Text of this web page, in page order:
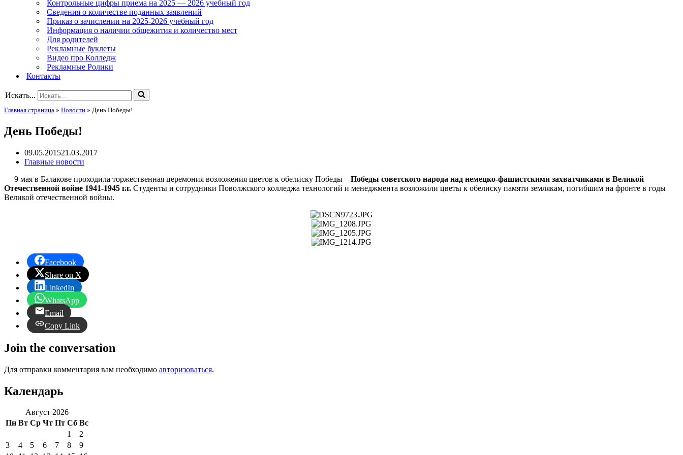
Контрольные цифры приема на 2025 — 2026 учебный год
Сведения о количестве поданных заявлений
Приказ о зачислении на 2025-2026 учебный год
Информация о наличии общежития и количество мест
Для родителей
Рекламные буклеты
Видео про Колледж
Рекламные Ролики
Контакты
Искать...
Главная страница » Новости » День Победы!
День Победы!
09.05.201521.03.2017
Главные новости
9 мая в Балакове проходила торжественная церемония возложения цветов к обелиску Победы – Победы советского народа над немецко-фашистскими захватчиками в Великой
Отечественной войне 1941-1945 г.г. Студенты и сотрудники Поволжского колледжа технологий и менеджмента возложили цветы к обелиску памяти землякам, погибшим на фронте в годы
Великой отечественной войны.
Facebook
Share on X
LinkedIn
WhatsApp
Email
Copy Link
Join the conversation
Для отправки комментария вам необходимо авторизоваться.
Календарь
Август 2026
Пн Вт Ср Чт Пт Сб Вс
1
2
3
4 5 6 7 8
9